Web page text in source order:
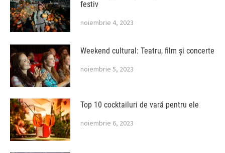
festiv
noiembrie 4, 2023
Weekend cultural: Teatru, film și concerte
noiembrie 5, 2023
Top 10 cocktailuri de vară pentru ele
noiembrie 6, 2023